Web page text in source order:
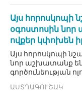
Այս հորոսկոպի
օգոստոսին նոր
ովքեր կփոխեն
Այս հորոսկոպի
նոր աշխատանք են
գործունեության
ԱՍՏՂԱԳՈՒՇԱԿ